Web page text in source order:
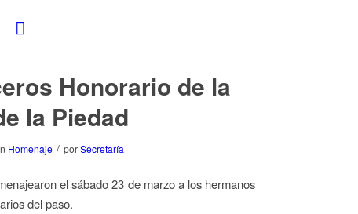
Honorario de la
la Piedad
Homenaje / porSecretaría
el sábado 23 de marzo a los hermanos
del paso.